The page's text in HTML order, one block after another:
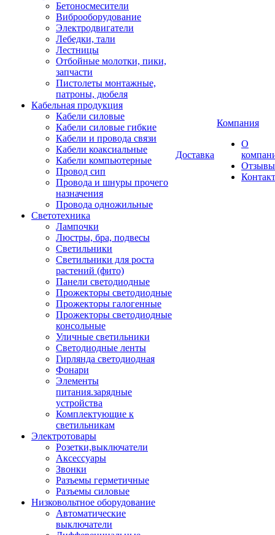
Бетоносмесители
Виброоборудование
Электродвигатели
Лебедки, тали
Лестницы
Отбойные молотки, пики,
запчасти
Пистолеты монтажные,
патроны, дюбеля
Кабельная продукция
Кабели силовые
Кабели силовые гибкие
Кабели и провода связи
Кабели коаксиальные
Кабели компьютерные
Провод сип
Провода и шнуры прочего
назначения
Провода одножильные
Светотехника
Лампочки
Люстры, бра, подвесы
Светильники
Светильники для роста
растений (фито)
Панели светодиодные
Прожекторы светодиодные
Прожекторы галогенные
Прожекторы светодиодные
консольные
Уличные светильники
Светодиодные ленты
Гирлянда светодиодная
Фонари
Элементы
питания.зарядные
устройства
Комплектующие к
светильникам
Электротовары
Розетки,выключатели
Аксессуары
Звонки
Разъемы герметичные
Разъемы силовые
Низковольтное оборудование
Автоматические
выключатели
Доставка
Компания
О
Отзывы